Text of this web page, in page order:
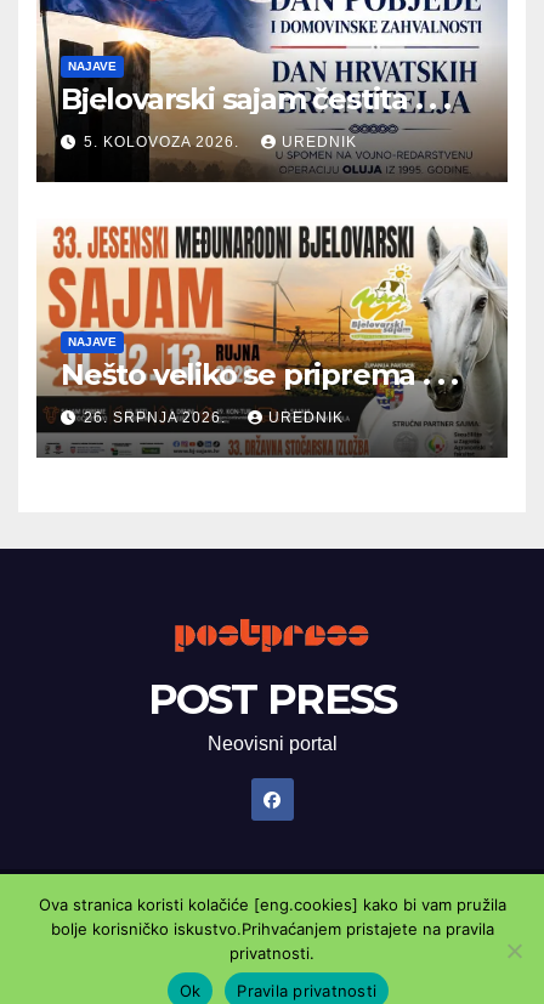
NAJAVE
Bjelovarski sajam čestita . . .
5. KOLOVOZA 2026. UREDNIK
NAJAVE
Nešto veliko se priprema . . .
26. SRPNJA 2026. UREDNIK
POST PRESS
Neovisni portal
Proudly powered by WordPress| Theme: Newsup byThemeansar.
Marketing oglasnik Kontaktirajte nasPravila privatnosti
Ova stranica koristi kolačiće [eng.cookies] kako bi vam pružila
bolje korisničko iskustvo.Prihvaćanjem pristajete na pravila
privatnosti.
Ok
Pravila privatnosti